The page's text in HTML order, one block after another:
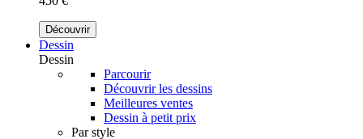
Découvrir
Dessin
Dessin
Parcourir
Découvrir les dessins
Meilleures ventes
Dessin à petit prix
Par style